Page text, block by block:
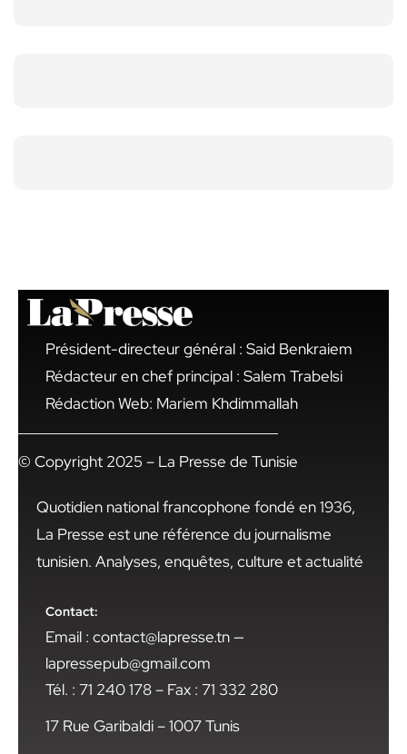
Président-directeur général : Said Benkraiem
Rédacteur en chef principal : Salem Trabelsi
Rédaction Web: Mariem Khdimmallah
© Copyright 2025 – La Presse de Tunisie
Quotidien national francophone fondé en 1936,
La Presse est une référence du journalisme
tunisien. Analyses, enquêtes, culture et actualité
Contact:
Email : contact@lapresse.tn —
lapressepub@gmail.com
Tél. : 71 240 178 – Fax : 71 332 280
17 Rue Garibaldi – 1007 Tunis